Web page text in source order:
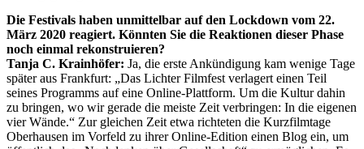
Die Festivals haben unmittelbar auf den Lockdown vom 22.
März 2020 reagiert. Könnten Sie die Reaktionen dieser Phase
noch einmal rekonstruieren?
Tanja C. Krainhöfer: Ja, die erste Ankündigung kam wenige Tage
später aus Frankfurt: „Das Lichter Filmfest verlagert einen Teil
seines Programms auf eine Online-Plattform. Um die Kultur dahin
zu bringen, wo wir gerade die meiste Zeit verbringen: In die eigenen
vier Wände.“ Zur gleichen Zeit etwa richteten die Kurzfilmtage
Oberhausen im Vorfeld zu ihrer Online-Edition einen Blog ein, um